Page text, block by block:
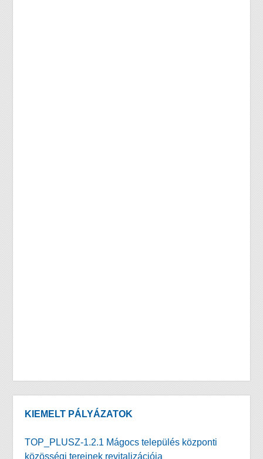
KIEMELT PÁLYÁZATOK
TOP_PLUSZ-1.2.1 Mágocs település központi
közösségi tereinek revitalizációja